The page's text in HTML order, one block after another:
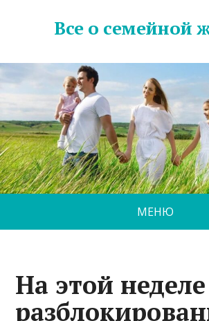
Все о семейной
МЕНЮ
На этой